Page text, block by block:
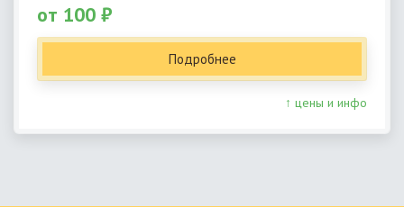
от 100 ₽
Подробнее
↑ цены и инфо